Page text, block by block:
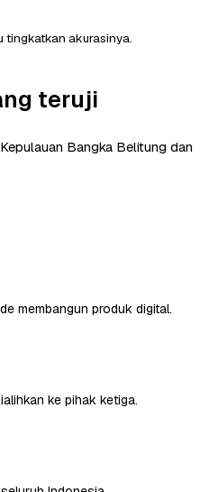
tingkatkan akurasinya.
teruji
Bangka Belitung dan
membangun produk digital.
ke pihak ketiga.